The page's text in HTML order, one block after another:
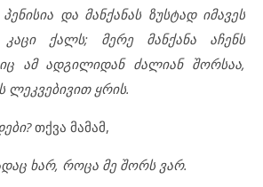
და მანქანას ზუსტად იმავეს
ქალს; მერე მანქანა აჩენს
ამ ადგილიდან ძალიან შორსაა,
ლეკვებივით ყრის.
თქვა მამამ,
ხარ, როცა მე შორს ვარ.